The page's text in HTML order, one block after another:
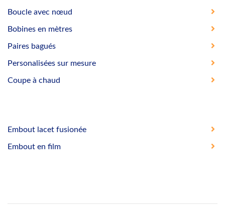
Boucle avec nœud
Bobines en mètres
Paires bagués
Personalisées sur mesure
Coupe à chaud
Embout lacet fusionée
Embout en film